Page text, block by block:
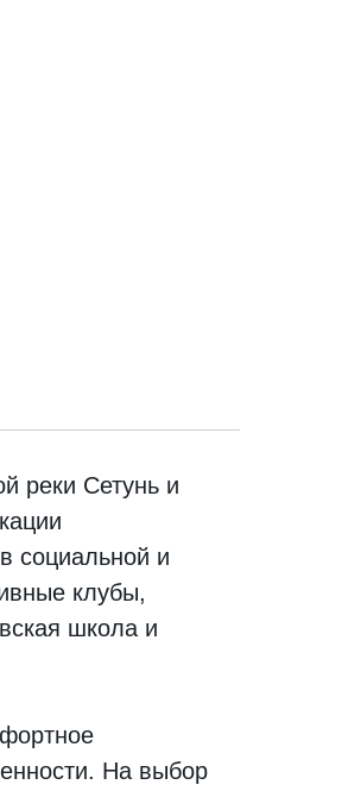
реки Сетунь и
социальной и
клубы,
школа и
На выбор